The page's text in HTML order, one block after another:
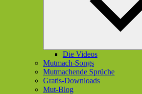
Die Videos
Mutmach-Songs
Mutmachende Sprüche
Gratis-Downloads
Mut-Blog